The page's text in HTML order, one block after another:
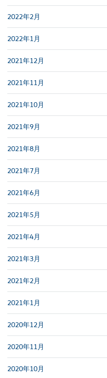
2022年2月
2022年1月
2021年12月
2021年11月
2021年10月
2021年9月
2021年8月
2021年7月
2021年6月
2021年5月
2021年4月
2021年3月
2021年2月
2021年1月
2020年12月
2020年11月
2020年10月